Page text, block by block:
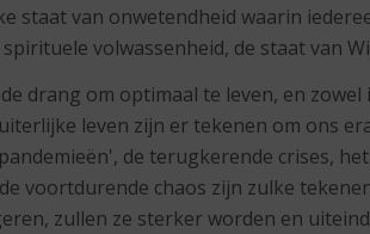
staat van onwetendheid waarin
volwassenheid, de staat van
drang om optimaal te leven, en
leven zijn er tekenen om ons
de terugkerende crises,
voortdurende chaos zijn zulke
zullen ze sterker worden en